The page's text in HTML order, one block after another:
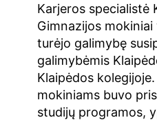
Karjeros specialistė
Gimnazijos
turėjo galimybę
galimybėmis
Klaipėdos
mokiniams buvo
studijų programos,